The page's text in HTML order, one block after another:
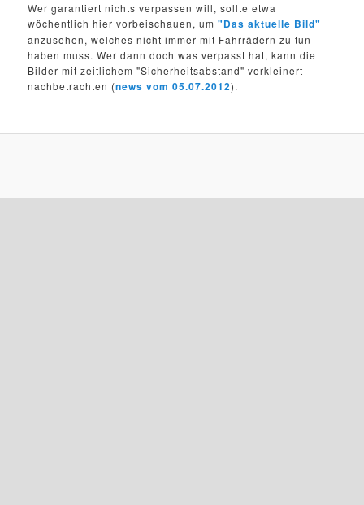
Wer garantiert nichts verpassen will, sollte etwa
wöchentlich hier vorbeischauen, um"Das aktuelle Bild"
anzusehen, welches nicht immer mit Fahrrädern zu tun
haben muss. Wer dann doch was verpasst hat, kann die
Bilder mit zeitlichem "Sicherheitsabstand" verkleinert
nachbetrachten (news vom 05.07.2012).